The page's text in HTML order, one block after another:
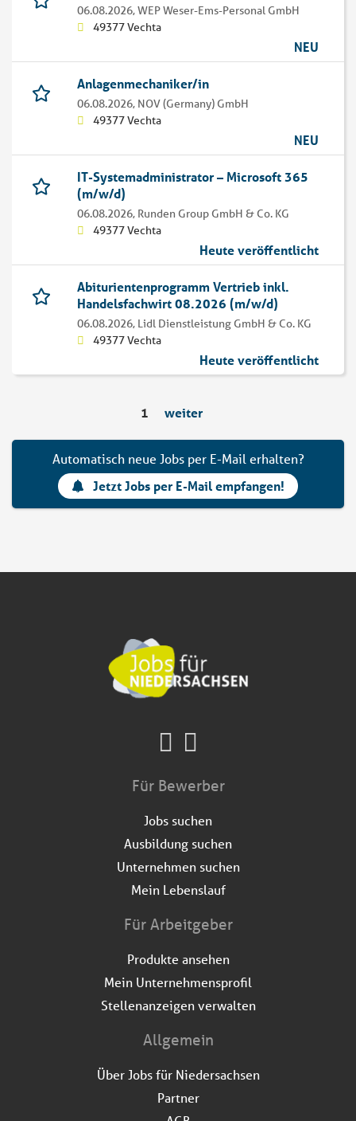
06.08.2026,WEP Weser-Ems-Personal GmbH
49377 Vechta
NEU
Anlagenmechaniker/in
06.08.2026, NOV (Germany) GmbH
49377 Vechta
NEU
IT-Systemadministrator – Microsoft 365
(m/w/d)
06.08.2026, Runden Group GmbH & Co. KG
49377 Vechta
Heute veröffentlicht
Abiturientenprogramm Vertrieb inkl.
Handelsfachwirt 08.2026 (m/w/d)
06.08.2026, Lidl Dienstleistung GmbH & Co. KG
49377 Vechta
Heute veröffentlicht
1 weiter
Automatisch neue Jobs per E-Mail erhalten?
Jetzt Jobs per E-Mail empfangen!
Für Bewerber
Jobs suchen
Ausbildung suchen
Unternehmen suchen
Mein Lebenslauf
Für Arbeitgeber
Produkte ansehen
Mein Unternehmensprofil
Stellenanzeigen verwalten
Allgemein
Über Jobs für Niedersachsen
Partner